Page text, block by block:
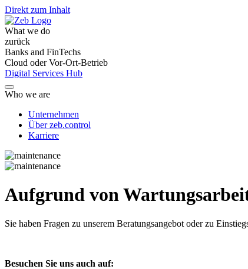
Direkt zum Inhalt
What we do
zurück
Banks and FinTechs
Cloud oder Vor-Ort-Betrieb
Digital Services Hub
Who we are
Unternehmen
Über zeb.control
Karriere
Aufgrund von
Sie haben Fragen zu unserem Beratungsangebot oder zu
Besuchen Sie uns auch auf: